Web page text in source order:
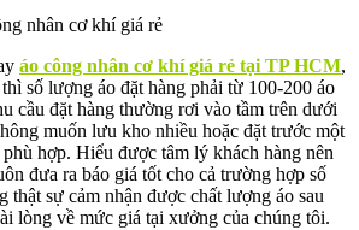
nhân cơ khí giá rẻ
áo công nhân cơ khí giá rẻ tại TP HCM,
số lượng áo đặt hàng phải từ 100-200 áo
cầu đặt hàng thường rơi vào tầm trên dưới
muốn lưu kho nhiều hoặc đặt trước một
hợp. Hiểu được tâm lý khách hàng nên
đưa ra báo giá tốt cho cả trường hợp số
thật sự cảm nhận được chất lượng áo sau
lòng về mức giá tại xưởng của chúng tôi.